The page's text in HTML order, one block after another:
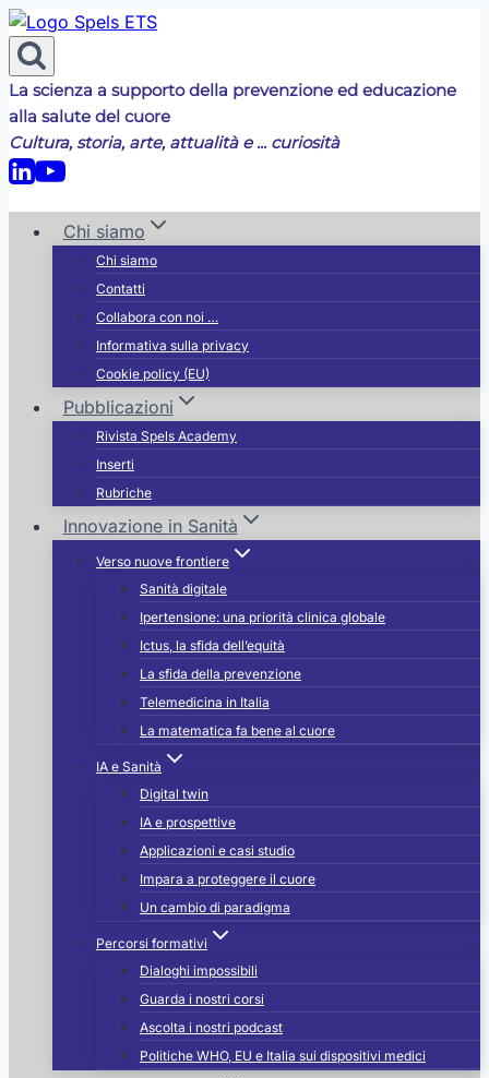
Salta
al
contenuto
La scienza a supporto della prevenzione ed educazione
alla salute del cuore
Cultura, storia, arte, attualità e ... curiosità
Chi siamo
Chi siamo
Contatti
Collabora con noi …
Informativa sulla privacy
Cookie policy (EU)
Pubblicazioni
Rivista Spels Academy
Inserti
Rubriche
Innovazione in Sanità
Verso nuove frontiere
Sanità digitale
Ipertensione: una priorità clinica globale
Ictus, la sfida dell’equità
La sfida della prevenzione
Telemedicina in Italia
La matematica fa bene al cuore
IA e Sanità
Digital twin
IA e prospettive
Applicazioni e casi studio
Impara a proteggere il cuore
Un cambio di paradigma
Percorsi formativi
Dialoghi impossibili
Guarda i nostri corsi
Ascolta i nostri podcast
Politiche WHO, EU e Italia sui dispositivi medici